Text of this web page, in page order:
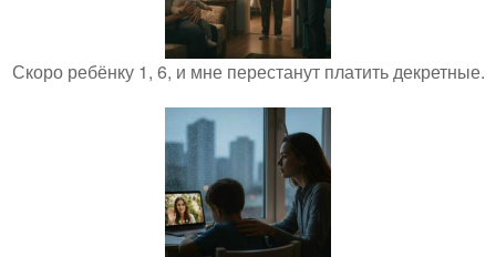
Скоро ребёнку 1, 6, и мне перестанут платить декретные.